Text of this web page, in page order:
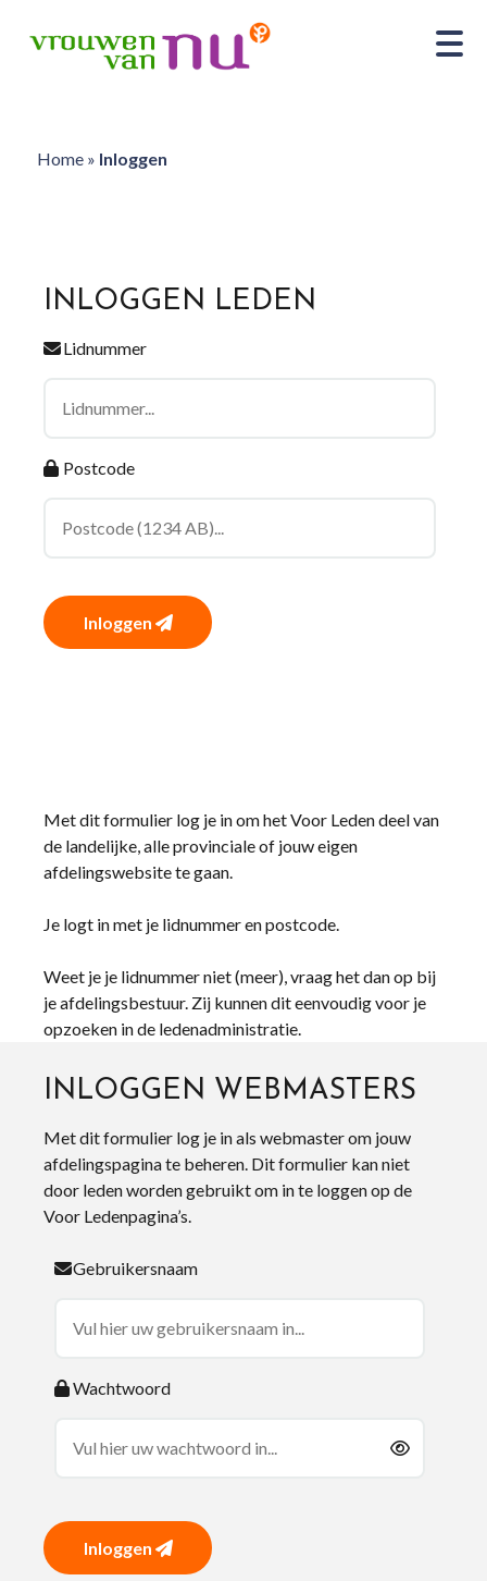
Home» Inloggen
INLOGGEN LEDEN
Lidnummer
Postcode
Inloggen
Met dit formulier log je in om het Voor Leden deel van
de landelijke, alle provinciale of jouw eigen
afdelingswebsite te gaan.
Je logt in met je lidnummer en postcode.
Weet je je lidnummer niet (meer), vraag het dan op bij
je afdelingsbestuur. Zij kunnen dit eenvoudig voor je
opzoeken in de ledenadministratie.
INLOGGEN WEBMASTERS
Met dit formulier log je in als webmaster om jouw
afdelingspagina te beheren. Dit formulier kan niet
door leden worden gebruikt om in te loggen op de
Voor Ledenpagina’s.
Gebruikersnaam
Wachtwoord
Inloggen